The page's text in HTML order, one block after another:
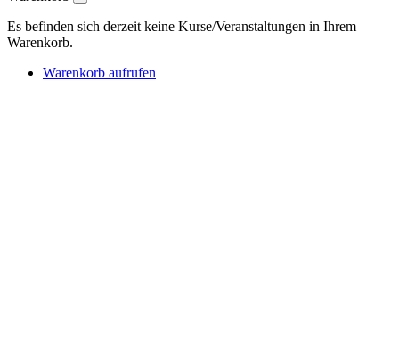
Es befinden sich derzeit keine Kurse/Veranstaltungen in Ihrem
Warenkorb.
Warenkorb aufrufen